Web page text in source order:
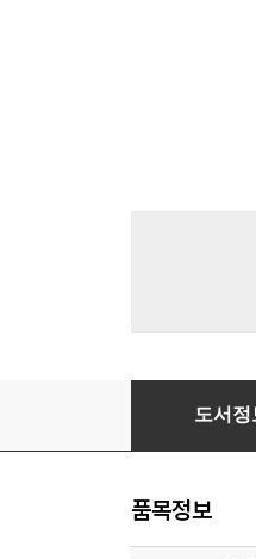
1시간에 마스
도서정
품목정보